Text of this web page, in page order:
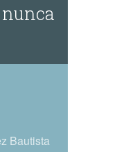
Bautista